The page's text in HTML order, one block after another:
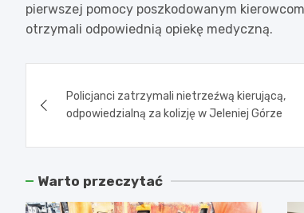
pierwszej pomocy poszkodowanym
otrzymali odpowiednią opiekę medyczną.
wpisuPolicjanci zatrzymali nietrzeźwą kierującą,
odpowiedzialną za kolizję w Jeleniej Górze
Warto przeczytać